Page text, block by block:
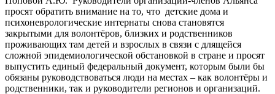
просят обратить внимание на то, что детские дома и
психоневрологические интернаты снова становятся
закрытыми для волонтёров, близких и родственников
проживающих там детей и взрослых в связи с длящейся
сложной эпидемиологической обстановкой в стране и просят
выпустить единый федеральный документ, которым были бы
обязаны руководствоваться люди на местах – как волонтёры и
родственники, так и руководители регионов и организаций.